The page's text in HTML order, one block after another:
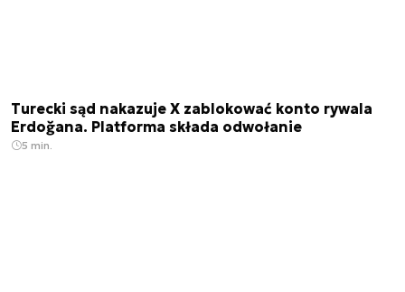
Turecki sąd nakazuje X zablokować konto rywala
Erdoğana. Platforma składa odwołanie
5 min.